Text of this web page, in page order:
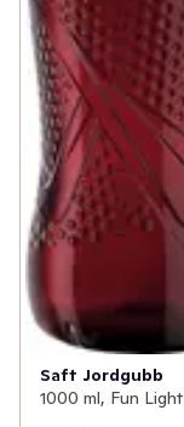
Saft Jordgubb
1000 ml, Fun Light